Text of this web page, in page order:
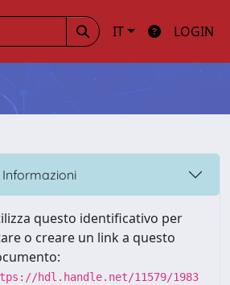
IT LOGIN
Informazioni
questo identificativo per
o creare un link a questo
hdl.handle.net/11579/1983